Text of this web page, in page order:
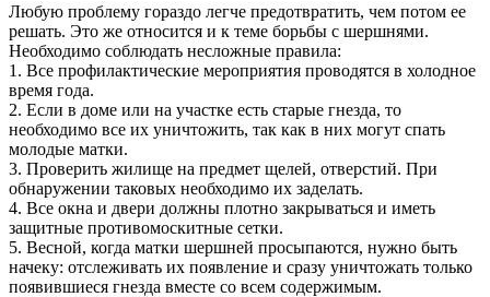
Любую проблему гораздо легче предотвратить, чем потом ее
решать. Это же относится и к теме борьбы с шершнями.
Необходимо соблюдать несложные правила:
1. Все профилактические мероприятия проводятся в холодное
время года.
2. Если в доме или на участке есть старые гнезда, то
необходимо все их уничтожить, так как в них могут спать
молодые матки.
3. Проверить жилище на предмет щелей, отверстий. При
обнаружении таковых необходимо их заделать.
4. Все окна и двери должны плотно закрываться и иметь
защитные противомоскитные сетки.
5. Весной, когда матки шершней просыпаются, нужно быть
начеку: отслеживать их появление и сразу уничтожать только
появившиеся гнезда вместе со всем содержимым.